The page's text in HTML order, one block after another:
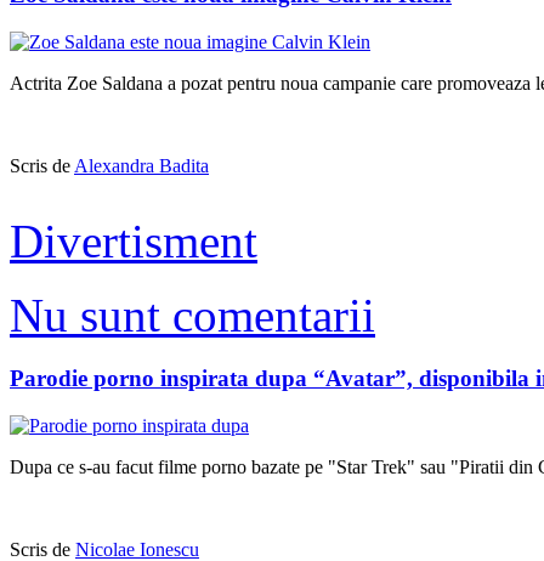
Actrita Zoe Saldana a pozat pentru noua campanie care
Scris de Alexandra Badita
Divertisment
Nu sunt comentarii
Parodie porno inspirata dupa “Avatar”, disponibila
Dupa ce s-au facut filme porno bazate pe "Star Trek" sau "Piratii
Scris de Nicolae Ionescu